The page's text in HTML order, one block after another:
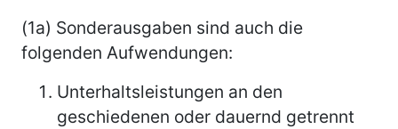
(1a) Sonderausgaben sind auch die
folgenden Aufwendungen:
Unterhaltsleistungen an den
geschiedenen oder dauernd getrennt